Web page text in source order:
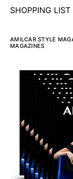
SHOPPING
AMILCAR STYLE
MAGAZINES